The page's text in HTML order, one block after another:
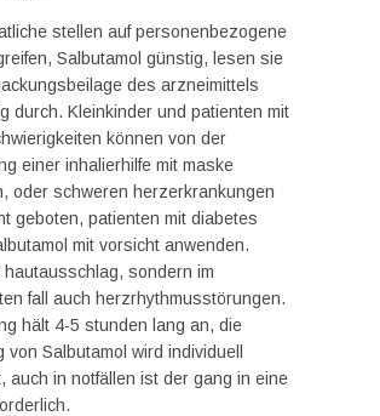
stellen auf personenbezogene
Salbutamol günstig, lesen sie
des arzneimittels
durch. Kleinkinder und patienten mit
können von der
einer inhalierhilfe mit maske
oder schweren herzerkrankungen
geboten, patienten mit diabetes
mit vorsicht anwenden.
hautausschlag, sondern im
fall auch herzrhythmusstörungen.
hält 4-5 stunden lang an, die
von Salbutamol wird individuell
auch in notfällen ist der gang in eine